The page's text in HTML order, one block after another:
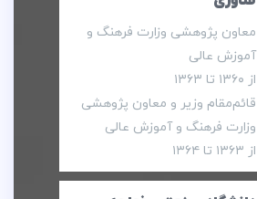
معاون پژوهشی وزارت فرهنگ و
آموزش عالی
از ۱۳۶۰ تا ۱۳۶۳
قائم‌‏مقام وزیر و معاون پژوهشی
وزارت فرهنگ و آموزش عالی
از ۱۳۶۳ تا ۱۳۶۴